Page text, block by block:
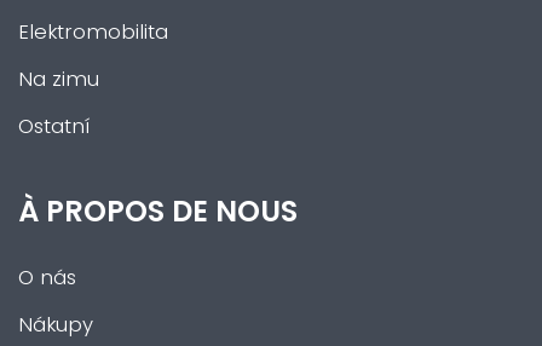
Elektromobilita
Na zimu
Ostatní
À PROPOS DE NOUS
O nás
Nákupy